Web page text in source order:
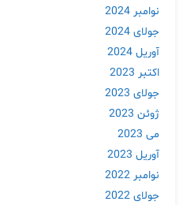
نوامبر 2024
جولای 2024
آوریل 2024
اکتبر 2023
جولای 2023
ژوئن 2023
می 2023
آوریل 2023
نوامبر 2022
جولای 2022